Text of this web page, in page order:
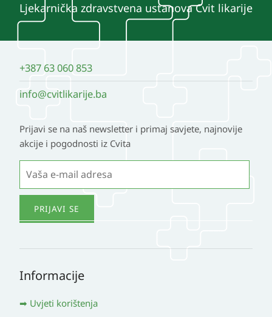
Ljekarnička zdravstvena ustanova Cvit likarije
+387 63 060 853
info@cvitlikarije.ba
Prijavi se na naš newsletter i primaj savjete, najnovije
akcije i pogodnosti iz Cvita
Informacije
Uvjeti korištenja